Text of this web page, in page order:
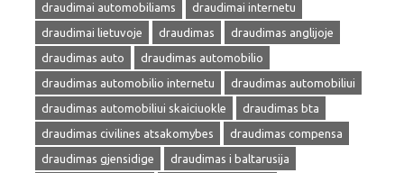
draudimai automobiliams
draudimai internetu
draudimai lietuvoje
draudimas
draudimas anglijoje
draudimas auto
draudimas automobilio
draudimas automobilio internetu
draudimas automobiliui
draudimas automobiliui skaiciuokle
draudimas bta
draudimas civilines atsakomybes
draudimas compensa
draudimas gjensidige
draudimas i baltarusija